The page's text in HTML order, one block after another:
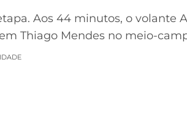
Aos 44 minutos, o volante
Thiago Mendes no meio-